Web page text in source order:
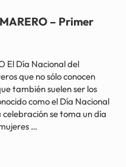
– Primer
El Día Nacional del
que no sólo conocen
también suelen ser los
como el Día Nacional
se toma un día
…
– Primer viernes de diciembre